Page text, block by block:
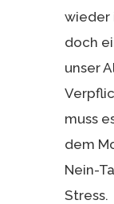
wieder
doch
unser
muss
dem
Nein-
Stress.